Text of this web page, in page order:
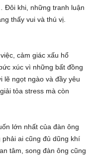
Đôi khi, những tranh luận
thấy vui và thú vị.
cảm giác xấu hổ
xúc vì những bất đồng
ngọt ngào và đầy yêu
tỏa stress mà còn
lớn nhất của đàn ông
ai cũng đủ dũng khí
tâm, song đàn ông cũng